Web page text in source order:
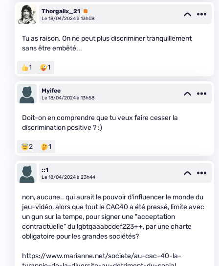
Thorgalix_21 Premium
Le 18/04/2024 à 13h08
Tu as raison. On ne peut plus discriminer tranquillement
sans être embêté...
1 1
Myifee
Le 18/04/2024 à 13h58
Doit-on en comprendre que tu veux faire cesser la
discrimination positive ? :)
2 1
::1
Le 18/04/2024 à 23h44
non, aucune.. qui aurait le pouvoir d'influencer le monde du
jeu-vidéo, alors que tout le CAC40 a été pressé, limite avec
un gun sur la tempe, pour signer une "acceptation
contractuelle" du lgbtqaaabcdef223++, par une charte
obligatoire pour les grandes sociétés?
https://www.marianne.net/societe/au-cac-40-la-